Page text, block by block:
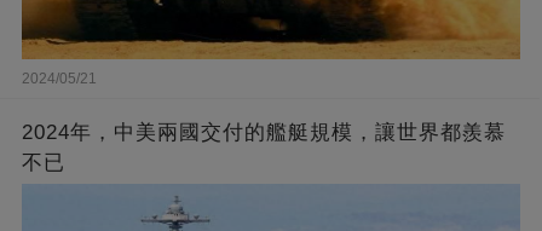
2024/05/21
2024年，中美兩國交付的艦艇規模，讓世界都羨慕
不已